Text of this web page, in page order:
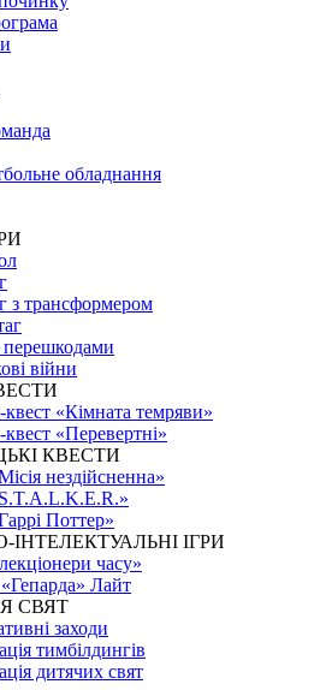
обладнання
з трансформером
перешкодами
війни
квест «Кімната темряви»
квест «Перевертні»
КВЕСТИ
нездійсненна»
Поттер»
ІГРИ
часу»
Лайт
СВЯТ
заходи
тимбілдингів
дитячих свят